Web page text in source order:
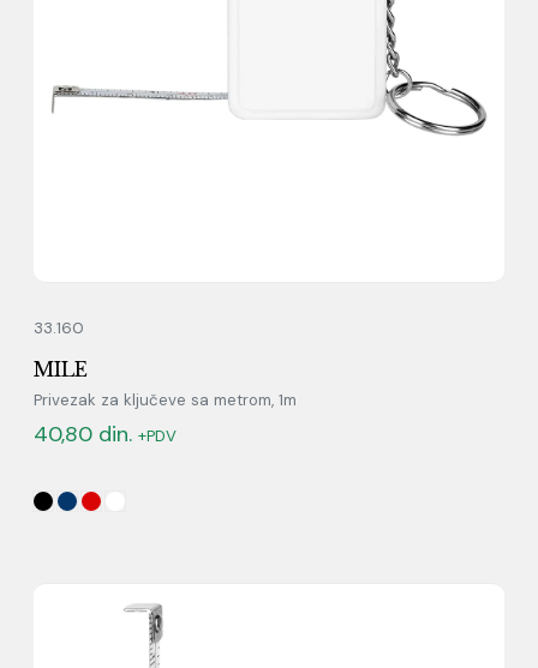
33.160
MILE
Privezak za ključeve sa metrom, 1m
40,80 din. +PDV